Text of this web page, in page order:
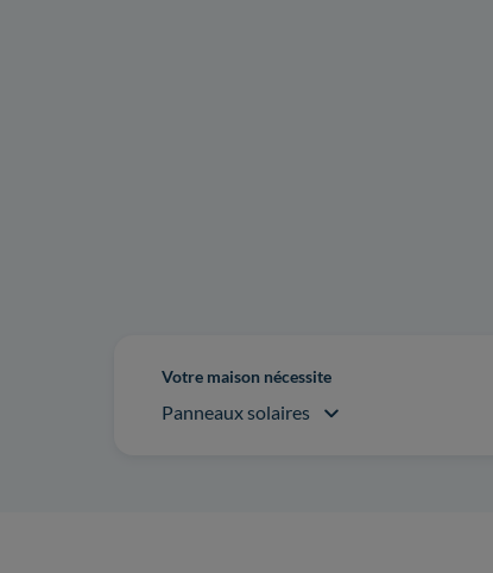
Votre maison nécessite
Panneaux solaires